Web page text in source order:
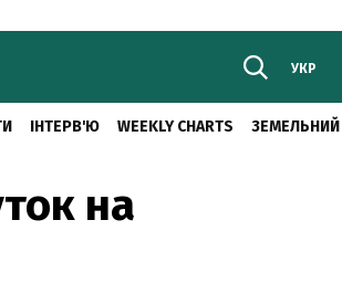
УКР
ІНТЕРВ'Ю WEEKLY CHARTS ЗЕМЕЛЬНИЙ
на